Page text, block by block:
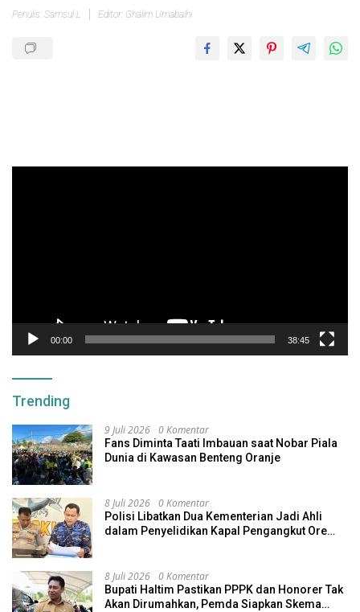
Penulis: Samsul L Editor: Ghalim Umabaihi
00:00 38:45
Trending
9 Juli 2026 0 Komentar
Fans Diminta Taati Imbauan saat Nobar Piala
Dunia di Kawasan Benteng Oranje
8 Juli 2026 0 Komentar
Polisi Libatkan Dua Kementerian Jadi Ahli
dalam Penyelidikan Kapal Pengangkut Ore
8 Juli 2026 0 Komentar
Bupati Haltim Pastikan PPPK dan Honorer Tak
Akan Dirumahkan, Pemda Siapkan Skema